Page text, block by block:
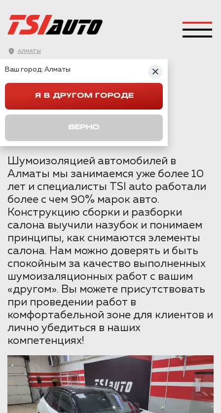
АЛМАТЫ
ШУМОИЗОЛЯЦИЯ PEUGEOT 2008 В АЛМАТЫ
Шумоизоляцией автомобилей в
Алматы мы занимаемся уже более 10
лет и специалисты TSI auto работали
более с чем 90% марок авто.
Конструкцию сборки и разборки
салона выучили назубок и понимаем
принципы, как снимаются элементы
салона. Нам можно доверять и быть
спокойным за качество выполненных
шумоизаляционных работ с вашим
«другом». Вы можете присутствовать
при проведении работ в
комфортабельной зоне для клиентов и
лично убедиться в наших
компетенциях!
Ваш город: Алматы
Я В ДРУГОМ ГОРОДЕ
ВЕРНО